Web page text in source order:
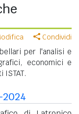
Condividi
per l'analisi e
economici e